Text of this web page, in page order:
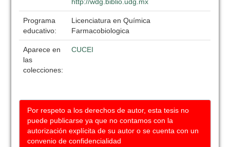
Programa
educativo:
Licenciatura en Química
Farmacobiologica
Aparece en
las
colecciones:
CUCEI
Por respeto a los derechos de autor, esta tesis no
puede publicarse ya que no contamos con la
autorización explícita de su autor o se cuenta con un
convenio de confidencialidad